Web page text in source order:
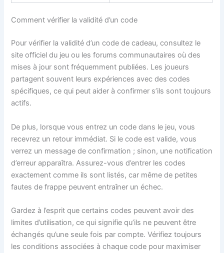
Comment vérifier la validité d’un code
Pour vérifier la validité d’un code de cadeau, consultez le
site officiel du jeu ou les forums communautaires où des
mises à jour sont fréquemment publiées. Les joueurs
partagent souvent leurs expériences avec des codes
spécifiques, ce qui peut aider à confirmer s’ils sont toujours
actifs.
De plus, lorsque vous entrez un code dans le jeu, vous
recevrez un retour immédiat. Si le code est valide, vous
verrez un message de confirmation ; sinon, une notification
d’erreur apparaîtra. Assurez-vous d’entrer les codes
exactement comme ils sont listés, car même de petites
fautes de frappe peuvent entraîner un échec.
Gardez à l’esprit que certains codes peuvent avoir des
limites d’utilisation, ce qui signifie qu’ils ne peuvent être
échangés qu’une seule fois par compte. Vérifiez toujours
les conditions associées à chaque code pour maximiser